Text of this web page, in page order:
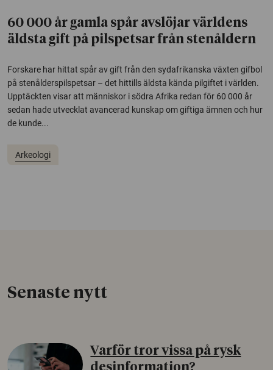
60 000 år gamla spår avslöjar världens
äldsta gift på pilspetsar från stenåldern
Forskare har hittat spår av gift från den sydafrikanska växten gifbol
på stenålderspilspetsar – det hittills äldsta kända pilgiftet i världen.
Upptäckten visar att människor i södra Afrika redan för 60 000 år
sedan hade utvecklat avancerad kunskap om giftiga ämnen och hur
de kunde...
Arkeologi
Senaste nytt
Varför tror vissa på rysk